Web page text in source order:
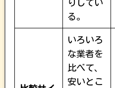
りしてい
る。
いろいろ
な業者を
比べて、
安いとこ